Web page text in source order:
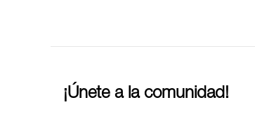
¡Únete a la comunidad!